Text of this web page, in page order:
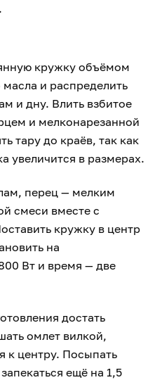
кружку объёмом
и распределить
и дну. Влить взбитое
и мелконарезанной
тару до краёв, так как
увеличится в размерах.
перец — мелким
смеси вместе с
кружку в центр
на
Вт и время — две
достать
омлет вилкой,
к центру. Посыпать
ещё на 1,5